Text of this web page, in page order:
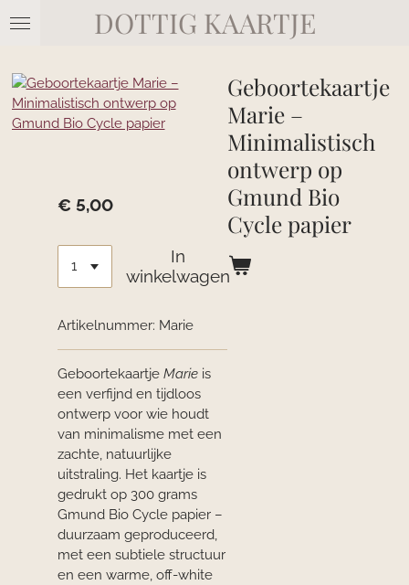
Ga
de
hoofdinhoud
DOTTIG KAARTJE
Geboortekaartje
Marie –
Minimalistisch
ontwerp op
Gmund Bio
Cycle papier
€ 5,00
In
winkelwagen
Artikelnummer: Marie
Geboortekaartje Marieis
een verfijnd en tijdloos
ontwerp voor wie houdt
van minimalisme met een
zachte, natuurlijke
uitstraling. Het kaartje is
gedrukt op 300 grams
Gmund Bio Cycle papier –
duurzaam geproduceerd,
met een subtiele structuur
en een warme, off-white